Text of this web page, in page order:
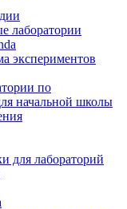
лаборатории
экспериментов
по
начальной школы
для лабораторий